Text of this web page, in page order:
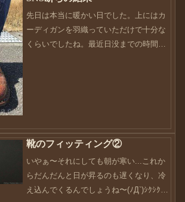
先日は本当に暖かい日でした。上にはカ
ーディガンを羽織っていただけで十分な
くらいでしたね。最近日没までの時間が
靴のフィッティング②
いやぁ〜それにしても朝が寒い...これか
らだんだんと日が昇るのも遅くなり、冷
え込んでくるんでしょうね〜(ﾉД`)ｼｸｼｸ今